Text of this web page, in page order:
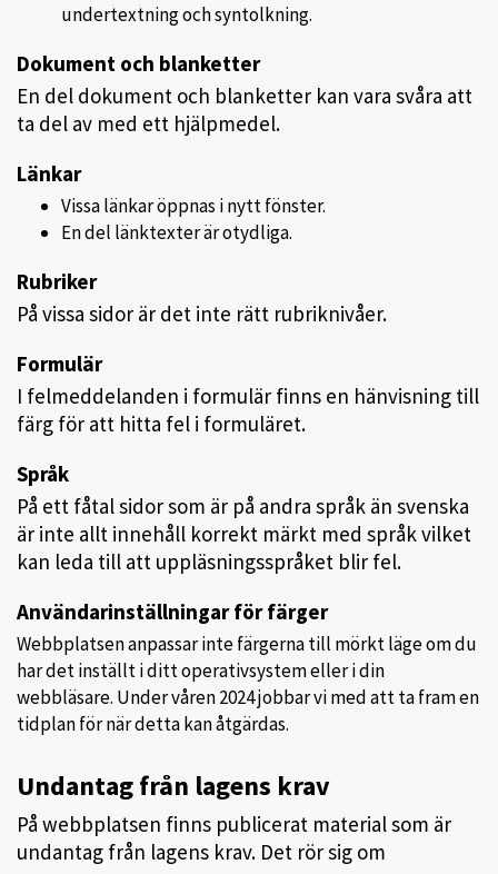
undertextning och syntolkning.
Dokument och blanketter
En del dokument och blanketter kan vara svåra att
ta del av med ett hjälpmedel.
Länkar
Vissa länkar öppnas i nytt fönster.
En del länktexter är otydliga.
Rubriker
På vissa sidor är det inte rätt rubriknivåer.
Formulär
I felmeddelanden i formulär finns en hänvisning till
färg för att hitta fel i formuläret.
Språk
På ett fåtal sidor som är på andra språk än svenska
är inte allt innehåll korrekt märkt med språk vilket
kan leda till att uppläsningsspråket blir fel.
Användarinställningar för färger
Webbplatsen anpassar inte färgerna till mörkt läge om du
har det inställt i ditt operativsystem eller i din
webbläsare. Under våren 2024 jobbar vi med att ta fram en
tidplan för när detta kan åtgärdas.
Undantag från lagens krav
På webbplatsen finns publicerat material som är
undantag från lagens krav. Det rör sig om